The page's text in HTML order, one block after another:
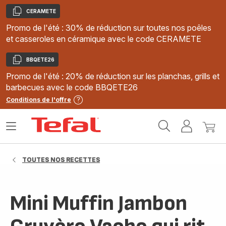
Copier
CERAMETE
Promo de l'été : 30% de réduction sur toutes nos poêles
et casseroles en céramique avec le code CERAMETE
Copier
BBQETE26
Promo de l'été : 20% de réduction sur les planchas, grills et
barbecues avec le code BBQETE26
Conditions de l'offre
MonMon
Ouvrir
TOUTES NOS RECETTES
Mini Muffin Jambon